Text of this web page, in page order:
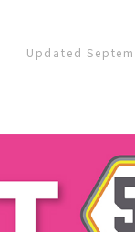
Updated